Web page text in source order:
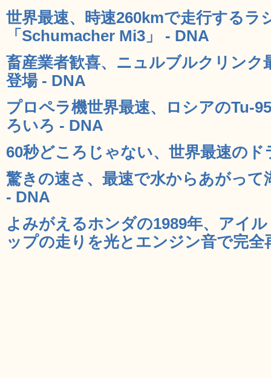
世界最速、時速260kmで走行するラ
「Schumacher Mi3」 - DNA
畜産業者歓喜、ニュルブルクリンク
登場 - DNA
プロペラ機世界最速、ロシアのTu-
ろいろ - DNA
60秒どころじゃない、世界最速の
驚きの速さ、最速で水からあがって
- DNA
よみがえるホンダの1989年、アイ
ップの走りを光とエンジン音で完全